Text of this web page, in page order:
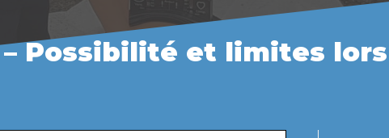
– Possibilité et limites